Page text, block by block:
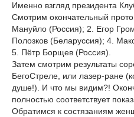
Именно взгляд президента
Смотрим окончательный
Мануйло (Россия); 2. Егор
Полозков (Беларуссия); 4.
5. Пётр Борщев (Россия).
Затем смотрим результаты
БегоСтреле, или лазер-ране
душе!). И что мы видим?!
полностью соответствует
Обратимся к состязаниям